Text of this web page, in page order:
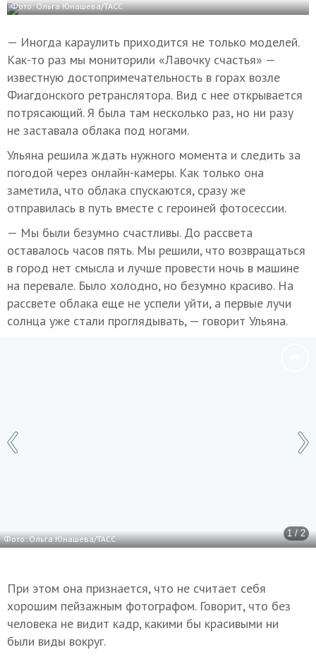
Фото: Ольга Юнашева/ТАСС
— Иногда караулить приходится не только моделей.
Как-то раз мы мониторили «Лавочку счастья» —
известную достопримечательность в горах возле
Фиагдонского ретранслятора. Вид с нее открывается
потрясающий. Я была там несколько раз, но ни разу
не заставала облака под ногами.
Ульяна решила ждать нужного момента и следить за
погодой через онлайн-камеры. Как только она
заметила, что облака спускаются, сразу же
отправилась в путь вместе с героиней фотосессии.
— Мы были безумно счастливы. До рассвета
оставалось часов пять. Мы решили, что возвращаться
в город нет смысла и лучше провести ночь в машине
на перевале. Было холодно, но безумно красиво. На
рассвете облака еще не успели уйти, а первые лучи
солнца уже стали проглядывать, — говорит Ульяна.
1 / 2
Фото: Ольга Юнашева/ТАСС
При этом она признается, что не считает себя
хорошим пейзажным фотографом. Говорит, что без
человека не видит кадр, какими бы красивыми ни
были виды вокруг.